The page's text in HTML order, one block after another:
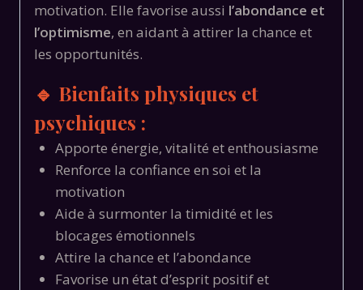
motivation. Elle favorise aussi l’abondance et
l’optimisme, en aidant à attirer la chance et
les opportunités.
🔹 Bienfaits physiques et
psychiques :
Apporte énergie, vitalité et enthousiasme
Renforce la confiance en soi et la
motivation
Aide à surmonter la timidité et les
blocages émotionnels
Attire la chance et l’abondance
Favorise un état d’esprit positif et